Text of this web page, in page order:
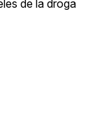
de la droga